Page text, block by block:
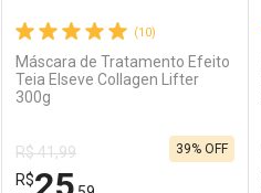
(10)
Máscara de Tratamento Efeito
Teia Elseve Collagen Lifter
300g
R$ 41,99
R$
39% OFF